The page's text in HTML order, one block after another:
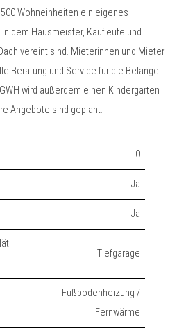
Wohneinheiten ein eigenes
dem Hausmeister, Kaufleute und
vereint sind. Mieterinnen und Mieter
Beratung und Service für die Belange
wird außerdem einen Kindergarten
Angebote sind geplant.
0
Ja
Ja
Tiefgarage
Fußbodenheizung /
Fernwärme